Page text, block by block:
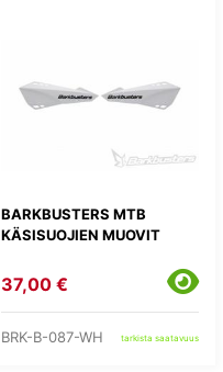
BARKBUSTERS MTB
KÄSISUOJIEN MUOVIT
37,00 €
BRK-B-087-WH tarkista saatavuus